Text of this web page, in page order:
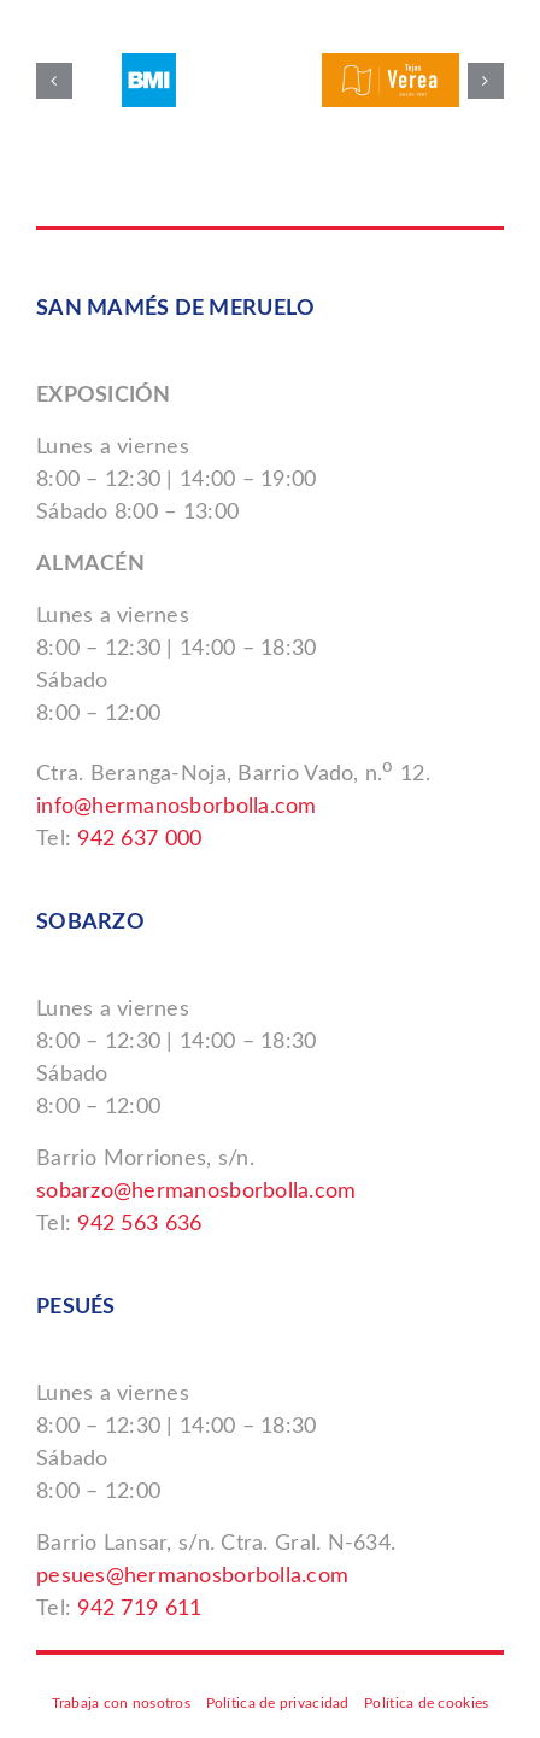
SAN MAMÉS DE MERUELO
EXPOSICIÓN
Lunes a viernes
8:00 – 12:30 | 14:00 – 19:00
Sábado 8:00 – 13:00
ALMACÉN
Lunes a viernes
8:00 – 12:30 | 14:00 – 18:30
Sábado
8:00 – 12:00
Ctra. Beranga-Noja, Barrio Vado, n.o 12.
info@hermanosborbolla.com
Tel: 942 637 000
SOBARZO
Lunes a viernes
8:00 – 12:30 | 14:00 – 18:30
Sábado
8:00 – 12:00
Barrio Morriones, s/n.
sobarzo@hermanosborbolla.com
Tel: 942 563 636
PESUÉS
Lunes a viernes
8:00 – 12:30 | 14:00 – 18:30
Sábado
8:00 – 12:00
Barrio Lansar, s/n. Ctra. Gral. N-634.
pesues@hermanosborbolla.com
Tel: 942 719 611
Trabaja con nosotros Política de privacidad Política de cookies